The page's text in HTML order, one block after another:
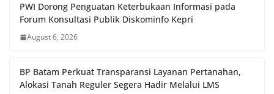
PWI Dorong Penguatan Keterbukaan Informasi pada
Forum Konsultasi Publik Diskominfo Kepri
August 6, 2026
BP Batam Perkuat Transparansi Layanan Pertanahan,
Alokasi Tanah Reguler Segera Hadir Melalui LMS